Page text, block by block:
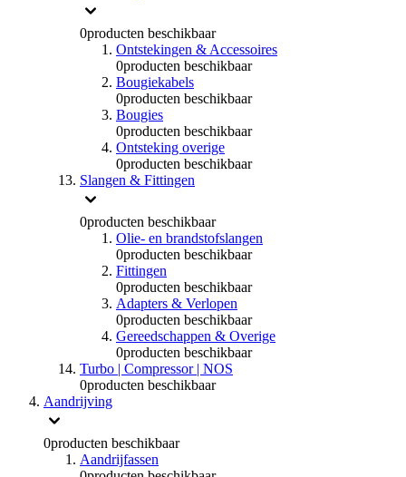
0producten beschikbaar
Ontstekingen & Accessoires
0producten beschikbaar
Bougiekabels
0producten beschikbaar
Bougies
0producten beschikbaar
Ontsteking overige
0producten beschikbaar
Slangen & Fittingen
0producten beschikbaar
Olie- en brandstofslangen
0producten beschikbaar
Fittingen
0producten beschikbaar
Adapters & Verlopen
0producten beschikbaar
Gereedschappen & Overige
0producten beschikbaar
Turbo | Compressor | NOS
0producten beschikbaar
Aandrijving
0producten beschikbaar
Aandrijfassen